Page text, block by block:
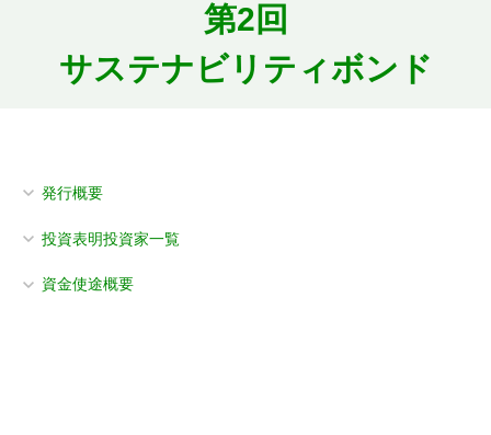
第2回
サステナビリティボンド
発行概要
投資表明投資家一覧
資金使途概要